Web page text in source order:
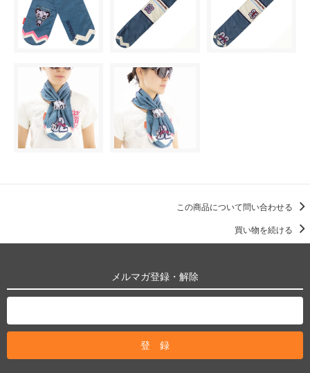
この商品について問い合わせる
買い物を続ける
メルマガ登録・解除